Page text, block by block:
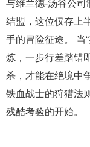
与维兰德-汤谷公司
结盟，这位仅存上
手的冒险征途。 当
炼，一步行差踏错
杀，才能在绝境中
铁血战士的狩猎法
残酷考验的开始。